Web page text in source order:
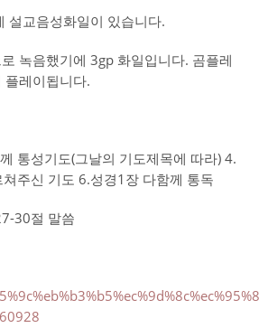
설교음성화일이 있습니다.
녹음했기에 3gp 화일입니다. 곰플레
플레이됩니다.
통성기도(그날의 기도제목에 따라) 4.
주신 기도 6.성경1장 다함께 통독
30절 말씀